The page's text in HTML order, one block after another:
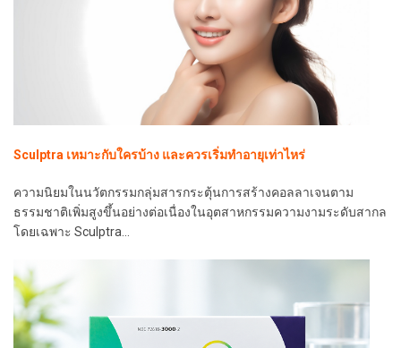
Sculptra เหมาะกับใครบ้าง และควรเริ่มทำอายุเท่าไหร่
ความนิยมในนวัตกรรมกลุ่มสารกระตุ้นการสร้างคอลลาเจนตาม
ธรรมชาติเพิ่มสูงขึ้นอย่างต่อเนื่องในอุตสาหกรรมความงามระดับสากล
โดยเฉพาะ Sculptra…